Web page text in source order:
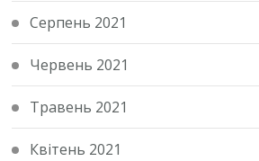
Серпень 2021
Червень 2021
Травень 2021
Квітень 2021